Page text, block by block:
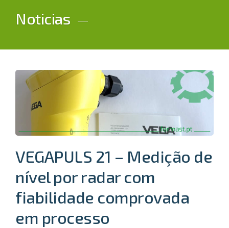
Noticias
VEGAPULS 21 – Medição de
nível por radar com
fiabilidade comprovada
em processo